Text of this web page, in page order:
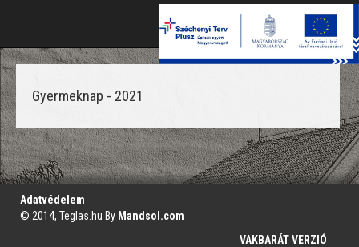
Gyermeknap - 2021
';
Adatvédelem
© 2014, Teglas.hu By Mandsol.com
VAKBARÁT VERZIÓ